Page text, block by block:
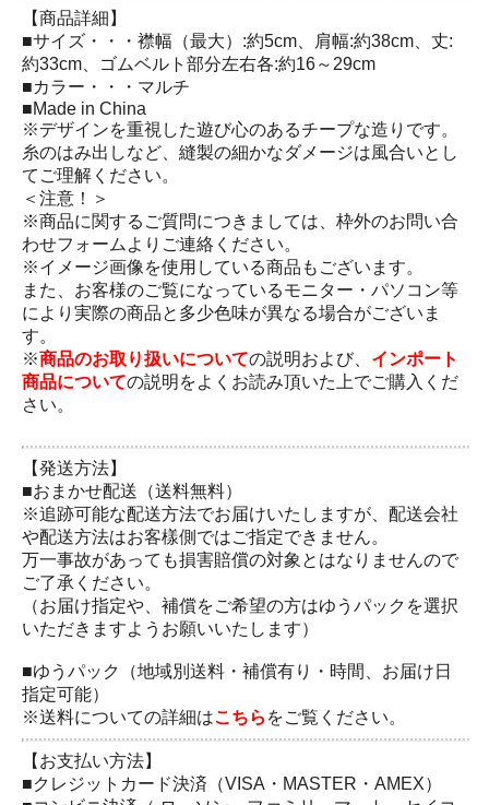
【商品詳細】
■サイズ・・・襟幅（最大）:約5cm、肩幅:約38cm、丈:
約33cm、ゴムベルト部分左右各:約16～29cm
■カラー・・・マルチ
■Made in China
※デザインを重視した遊び心のあるチープな造りです。
糸のはみ出しなど、縫製の細かなダメージは風合いとし
てご理解ください。
＜注意！＞
※商品に関するご質問につきましては、枠外のお問い合
わせフォームよりご連絡ください。
※イメージ画像を使用している商品もございます。
また、お客様のご覧になっているモニター・パソコン等
により実際の商品と多少色味が異なる場合がございま
す。
※商品のお取り扱いについての説明および、 インポート
商品についての説明をよくお読み頂いた上でご購入くだ
さい。
【発送方法】
■おまかせ配送（送料無料）
※追跡可能な配送方法でお届けいたしますが、配送会社
や配送方法はお客樣側ではご指定できません。
万一事故があっても損害賠償の対象とはなりませんので
ご了承ください。
（お届け指定や、補償をご希望の方はゆうパックを選択
いただきますようお願いいたします）
■ゆうパック（地域別送料・補償有り・時間、お届け日
指定可能）
※送料についての詳細はこちら をご覧ください。
【お支払い方法】
■クレジットカード決済（VISA・MASTER・AMEX）